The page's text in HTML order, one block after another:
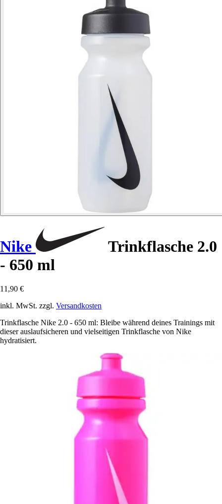
Nike
Trinkflasche 2.0
- 650 ml
11,90 €
inkl. MwSt. zzgl. Versandkosten
Trinkflasche Nike 2.0 - 650 ml: Bleibe während deines Trainings mit
dieser auslaufsicheren und vielseitigen Trinkflasche von Nike
hydratisiert.